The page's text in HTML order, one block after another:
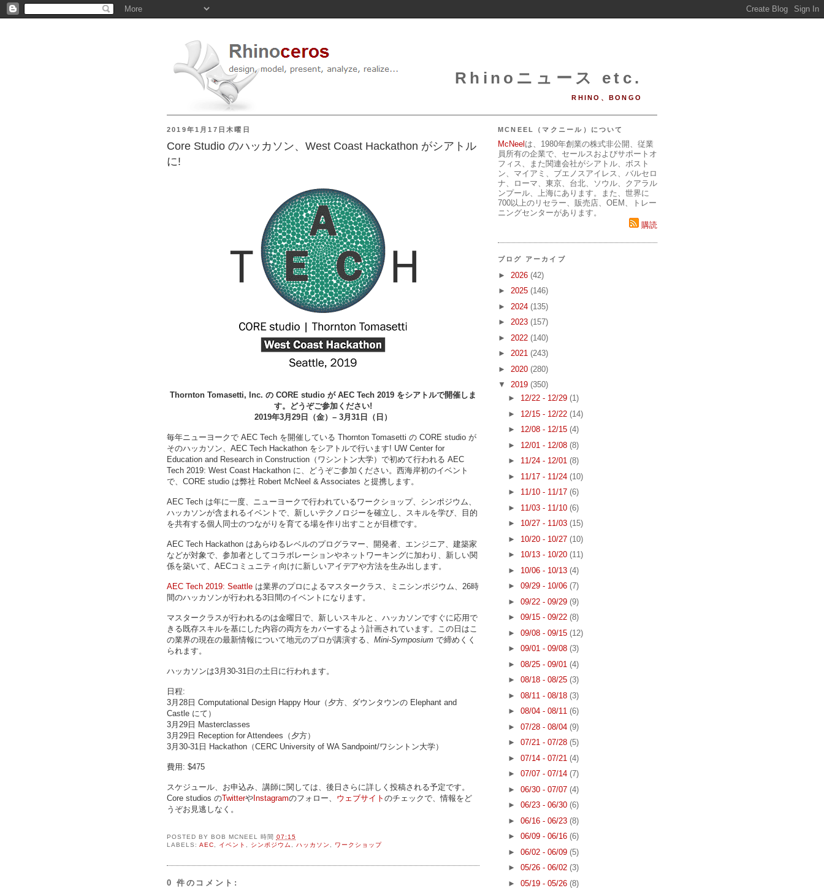
Rhinoニュース etc.
RHINO、BONGO
2019年1月17日木曜日
Core Studio のハッカソン、West Coast Hackathon がシアトル
に!
Thornton Tomasetti, Inc. の CORE studio が AEC Tech 2019 をシアトルで開催しま
す。どうぞご参加ください!
2019年3月29日（金）– 3月31日（日）
毎年ニューヨークで AEC Tech を開催している Thornton Tomasetti の CORE studio が
そのハッカソン、AEC Tech Hackathon をシアトルで行います! UW Center for
Education and Research in Construction（ワシントン大学）で初めて行われる AEC
Tech 2019: West Coast Hackathon に、どうぞご参加ください。西海岸初のイベント
で、CORE studio は弊社 Robert McNeel & Associates と提携します。
AEC Tech は年に一度、ニューヨークで行われているワークショップ、シンポジウム、
ハッカソンが含まれるイベントで、新しいテクノロジーを確立し、スキルを学び、目的
を共有する個人同士のつながりを育てる場を作り出すことが目標です。
AEC Tech Hackathon はあらゆるレベルのプログラマー、開発者、エンジニア、建築家
などが対象で、参加者としてコラボレーションやネットワーキングに加わり、新しい関
係を築いて、AECコミュニティ向けに新しいアイデアや方法を生み出します。
AEC Tech 2019: Seattle は業界のプロによるマスタークラス、ミニシンポジウム、26時
間のハッカソンが行われる3日間のイベントになります。
マスタークラスが行われるのは金曜日で、新しいスキルと、ハッカソンですぐに応用で
きる既存スキルを基にした内容の両方をカバーするよう計画されています。この日はこ
の業界の現在の最新情報について地元のプロが講演する、 Mini-Symposium で締めくく
られます。
ハッカソンは3月30-31日の土日に行われます。
日程:
3月28日 Computational Design Happy Hour（夕方、ダウンタウンの Elephant and
Castle にて）
3月29日 Masterclasses
3月29日 Reception for Attendees（夕方）
3月30-31日 Hackathon（CERC University of WA Sandpoint/ワシントン大学）
費用: $475
スケジュール、お申込み、講師に関しては、後日さらに詳しく投稿される予定です。
Core studios のTwitterや Instagramのフォロー、 ウェブサイト のチェックで、情報をど
うぞお見逃しなく。
POSTED BY BOB MCNEEL 時間 07:15
LABELS: AEC イベント シンポジウム ハッカソン ワークショップ
0 件のコメント:
MCNEEL（マクニール）について
McNeel は、1980年創業の株式非公開、従業
員所有の企業で、セールスおよびサポートオ
フィス、また関連会社がシアトル、ボスト
ン、マイアミ、ブエノスアイレス、バルセロ
ナ、ローマ、東京、台北、ソウル、クアラル
ンプール、上海にあります。また、世界に
700以上のリセラー、販売店、OEM、トレー
ニングセンターがあります。
購読
ブログ アーカイブ
► 2026 (42)
► 2025 (146)
► 2024 (135)
► 2023 (157)
► 2022 (140)
► 2021 (243)
► 2020 (280)
▼ 2019 (350)
► 12/22 - 12/29 (1)
► 12/15 - 12/22 (14)
► 12/08 - 12/15 (4)
► 12/01 - 12/08 (8)
► 11/24 - 12/01 (8)
► 11/17 - 11/24 (10)
► 11/10 - 11/17 (6)
► 11/03 - 11/10 (6)
► 10/27 - 11/03 (15)
► 10/20 - 10/27 (10)
► 10/13 - 10/20 (11)
► 10/06 - 10/13 (4)
► 09/29 - 10/06 (7)
► 09/22 - 09/29 (9)
► 09/15 - 09/22 (8)
► 09/08 - 09/15 (12)
► 09/01 - 09/08 (3)
► 08/25 - 09/01 (4)
► 08/18 - 08/25 (3)
► 08/11 - 08/18 (3)
► 08/04 - 08/11 (6)
► 07/28 - 08/04 (9)
► 07/21 - 07/28 (5)
► 07/14 - 07/21 (4)
► 07/07 - 07/14 (7)
► 06/30 - 07/07 (4)
► 06/23 - 06/30 (6)
► 06/16 - 06/23 (8)
► 06/09 - 06/16 (6)
► 06/02 - 06/09 (5)
► 05/26 - 06/02 (3)
► 05/19 - 05/26 (8)